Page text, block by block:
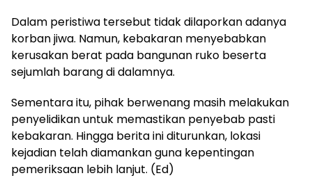
Dalam peristiwa tersebut tidak dilaporkan adanya
korban jiwa. Namun, kebakaran menyebabkan
kerusakan berat pada bangunan ruko beserta
sejumlah barang di dalamnya.
Sementara itu, pihak berwenang masih melakukan
penyelidikan untuk memastikan penyebab pasti
kebakaran. Hingga berita ini diturunkan, lokasi
kejadian telah diamankan guna kepentingan
pemeriksaan lebih lanjut. (Ed)